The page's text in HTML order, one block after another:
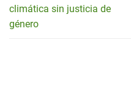
climática sin justicia de
género